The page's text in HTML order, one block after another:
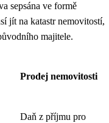
sepsána ve formě
jít na katastr nemovitostí,
majitele.
Prodej nemovitosti
Daň z příjmu pro